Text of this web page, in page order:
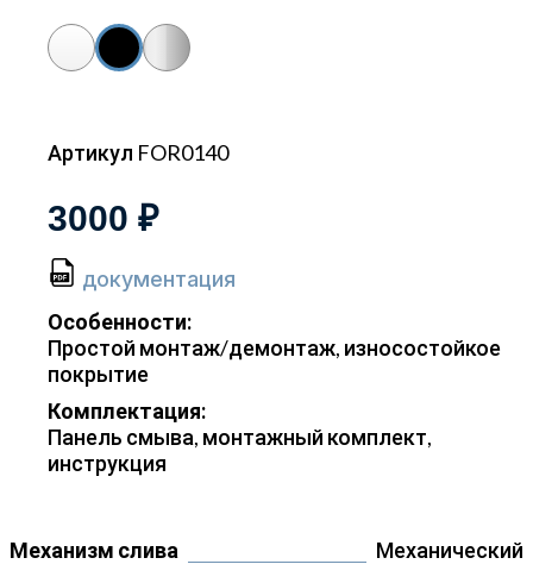
Артикул FOR0140
3000 ₽
документация
Особенности:
Простой монтаж/демонтаж, износостойкое
покрытие
Комплектация:
Панель смыва, монтажный комплект,
инструкция
Механизм слива
Механический